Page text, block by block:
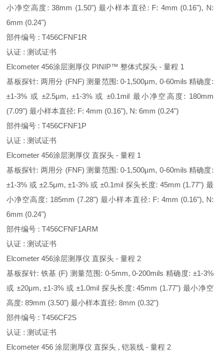
小净空高度: 38mm (1.50") 最小样本直径: F: 4mm (0.16"), N:
6mm (0.24")
部件编号 : T456CFNF1R
认证 : 测试证书
Elcometer 456涂层测厚仪 PINIP™ 整体式探头 - 量程 1
基板探针: 两用分 (FNF) 测量范围: 0-1,500μm, 0-60mils 精确度:
±1-3% 或 ±2.5μm, ±1-3% 或 ±0.1mil 最小净空高度: 180mm
(7.09") 最小样本直径: F: 4mm (0.16"), N: 6mm (0.24")
部件编号 : T456CFNF1P
认证 : 测试证书
Elcometer 456涂层测厚仪 直探头 - 量程 1
基板探针: 两用分 (FNF) 测量范围: 0-1,500μm, 0-60mils 精确度:
±1-3% 或 ±2.5μm, ±1-3% 或 ±0.1mil 探头长度: 45mm (1.77") 最
小净空高度: 185mm (7.28") 最小样本直径: F: 4mm (0.16"), N:
6mm (0.24")
部件编号 : T456CFNF1ARM
认证 : 测试证书
Elcometer 456涂层测厚仪 直探头 - 量程 2
基板探针: 铁基 (F) 测量范围: 0-5mm, 0-200mils 精确度: ±1-3%
或 ±20μm, ±1-3% 或 ±1.0mil 探头长度: 45mm (1.77") 最小净空
高度: 89mm (3.50") 最小样本直径: 8mm (0.32")
部件编号 : T456CF2S
认证 : 测试证书
Elcometer 456 涂层测厚仪 直探头 , 铠装线 - 量程 2